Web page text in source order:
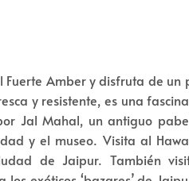
Amber y disfruta de un
y resistente, es una
Jal Mahal, un antiguo
y el museo. Visita al
de Jaipur. También